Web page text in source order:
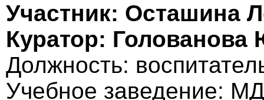
Участник: Осташина
Куратор: Голованова
Должность:
Учебное заведение: